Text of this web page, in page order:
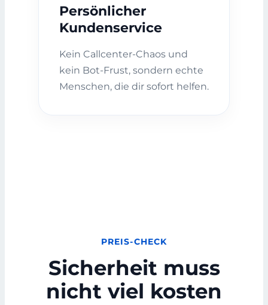
Persönlicher
Kundenservice
Kein Callcenter-Chaos und
kein Bot-Frust, sondern echte
Menschen, die dir sofort helfen.
PREIS-CHECK
Sicherheit muss
nicht viel kosten